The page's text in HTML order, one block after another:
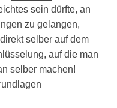
sein dürfte, an
zu gelangen,
selber auf dem
auf die man
selber machen!